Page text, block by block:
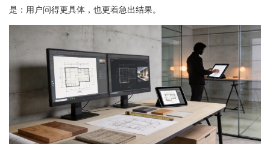
企业招聘
企业会员
关于投稿
广告投放
关于我们
是：用户问得更具体，也更着急出结果。